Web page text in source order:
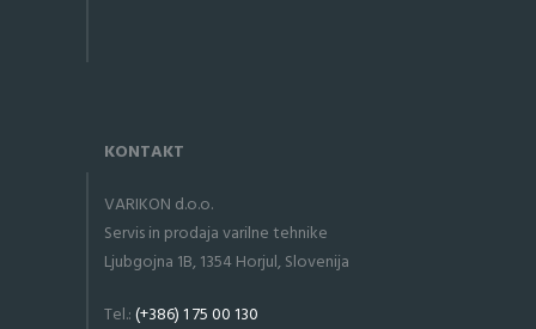
KONTAKT
VARIKON d.o.o.
Servis in prodaja varilne tehnike
Ljubgojna 1B, 1354 Horjul, Slovenija
Tel.:(+386) 1 75 00 130